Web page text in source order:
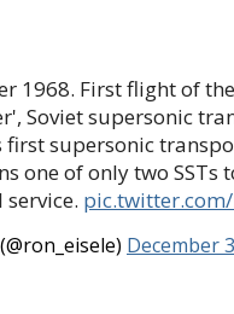
1968. First flight of
Soviet supersonic
first supersonic
one of only two SSTs
pic.twitter.com/
December